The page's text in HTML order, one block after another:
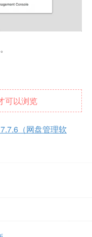
可以浏览
（网盘管理软